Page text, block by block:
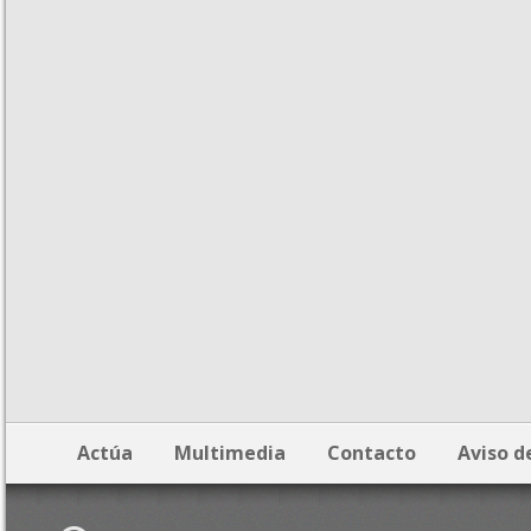
Actúa Multimedia Contacto Aviso